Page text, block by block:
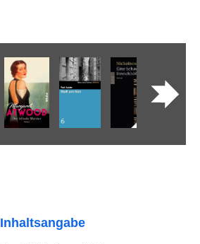
Inhaltsangabe